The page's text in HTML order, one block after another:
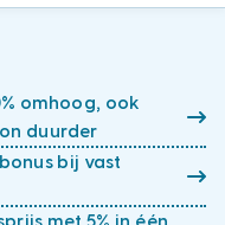
omhoog, ook
duurder
bij vast